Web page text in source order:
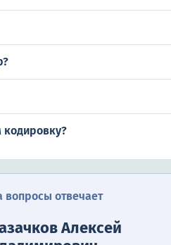
вопросы отвечает
Алексей